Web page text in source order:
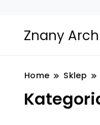
Znany
Home Sklep